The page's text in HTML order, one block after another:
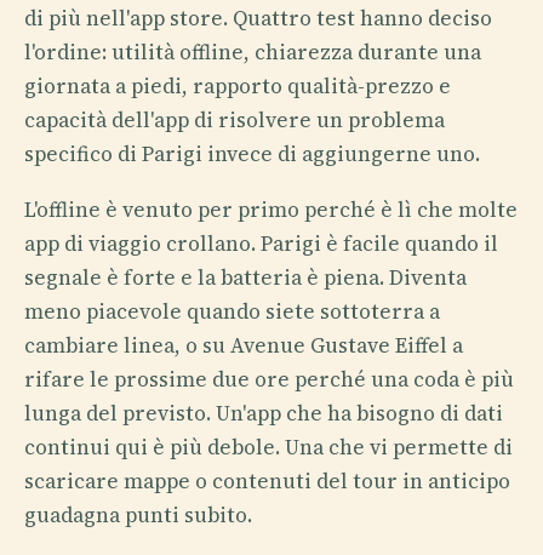
di più nell'app store. Quattro test hanno deciso
l'ordine: utilità offline, chiarezza durante una
giornata a piedi, rapporto qualità-prezzo e
capacità dell'app di risolvere un problema
specifico di Parigi invece di aggiungerne uno.
L'offline è venuto per primo perché è lì che molte
app di viaggio crollano. Parigi è facile quando il
segnale è forte e la batteria è piena. Diventa
meno piacevole quando siete sottoterra a
cambiare linea, o su Avenue Gustave Eiffel a
rifare le prossime due ore perché una coda è più
lunga del previsto. Un'app che ha bisogno di dati
continui qui è più debole. Una che vi permette di
scaricare mappe o contenuti del tour in anticipo
guadagna punti subito.